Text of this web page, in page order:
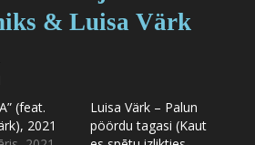
& Luisa Värk
(feat.
2021
Luisa Värk – Palun
pöördu tagasi (Kaut